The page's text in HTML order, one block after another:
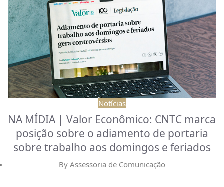
Notícias
NA MÍDIA | Valor Econômico: CNTC marca
posição sobre o adiamento de portaria
sobre trabalho aos domingos e feriados
By Assessoria de Comunicação